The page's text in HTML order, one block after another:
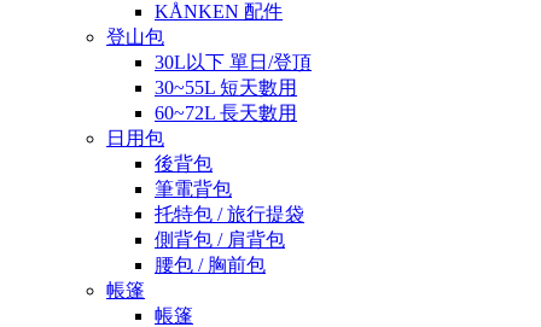
KÅNKEN 配件
登山包
30L以下 單日/登頂
30~55L 短天數用
60~72L 長天數用
日用包
後背包
筆電背包
托特包 / 旅行提袋
側背包 / 肩背包
腰包 / 胸前包
帳篷
帳篷